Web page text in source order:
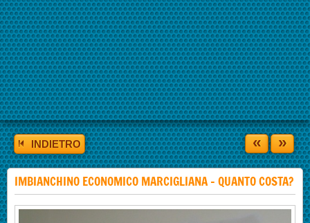
INDIETRO « »
IMBIANCHINO ECONOMICO MARCIGLIANA - QUANTO COSTA?